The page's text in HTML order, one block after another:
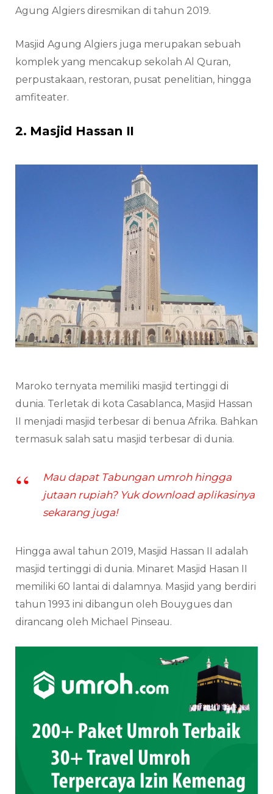
Agung Algiers diresmikan di tahun 2019.
Masjid Agung Algiers juga merupakan sebuah
komplek yang mencakup sekolah Al Quran,
perpustakaan, restoran, pusat penelitian, hingga
amfiteater.
2. Masjid Hassan II
Maroko ternyata memiliki masjid tertinggi di
dunia. Terletak di kota Casablanca, Masjid Hassan
II menjadi masjid terbesar di benua Afrika. Bahkan
termasuk salah satu masjid terbesar di dunia.
Mau dapat Tabungan umroh hingga
jutaan rupiah? Yuk download aplikasinya
sekarang juga!
Hingga awal tahun 2019, Masjid Hassan II adalah
masjid tertinggi di dunia. Minaret Masjid Hasan II
memiliki 60 lantai di dalamnya. Masjid yang berdiri
tahun 1993 ini dibangun oleh Bouygues dan
dirancang oleh Michael Pinseau.